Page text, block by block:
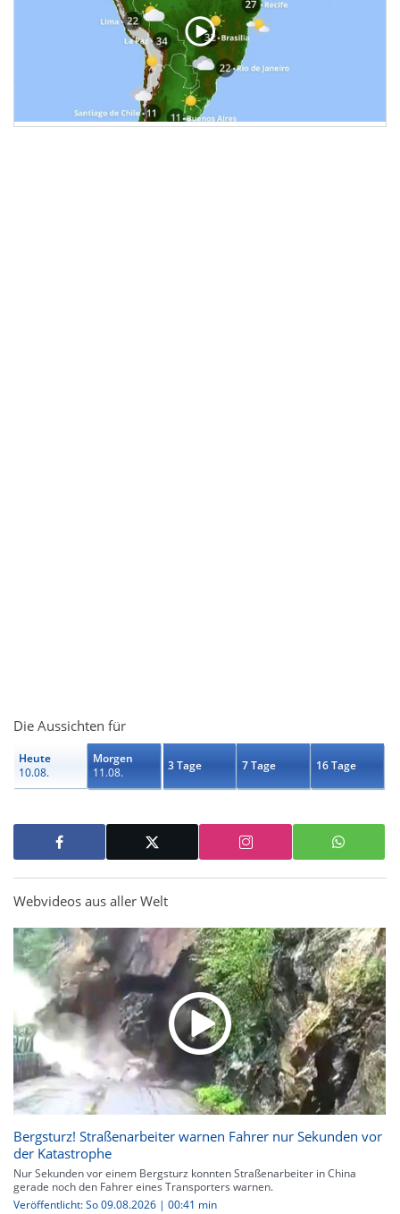
Die Aussichten für
Heute
10.08.
Morgen
11.08.
3 Tage 7 Tage 16 Tage
Webvideos aus aller Welt
Bergsturz! Straßenarbeiter warnen Fahrer nur Sekunden vor
der Katastrophe
Nur Sekunden vor einem Bergsturz konnten Straßenarbeiter in China
gerade noch den Fahrer eines Transporters warnen.
Veröffentlicht: So 09.08.2026 | 00:41 min